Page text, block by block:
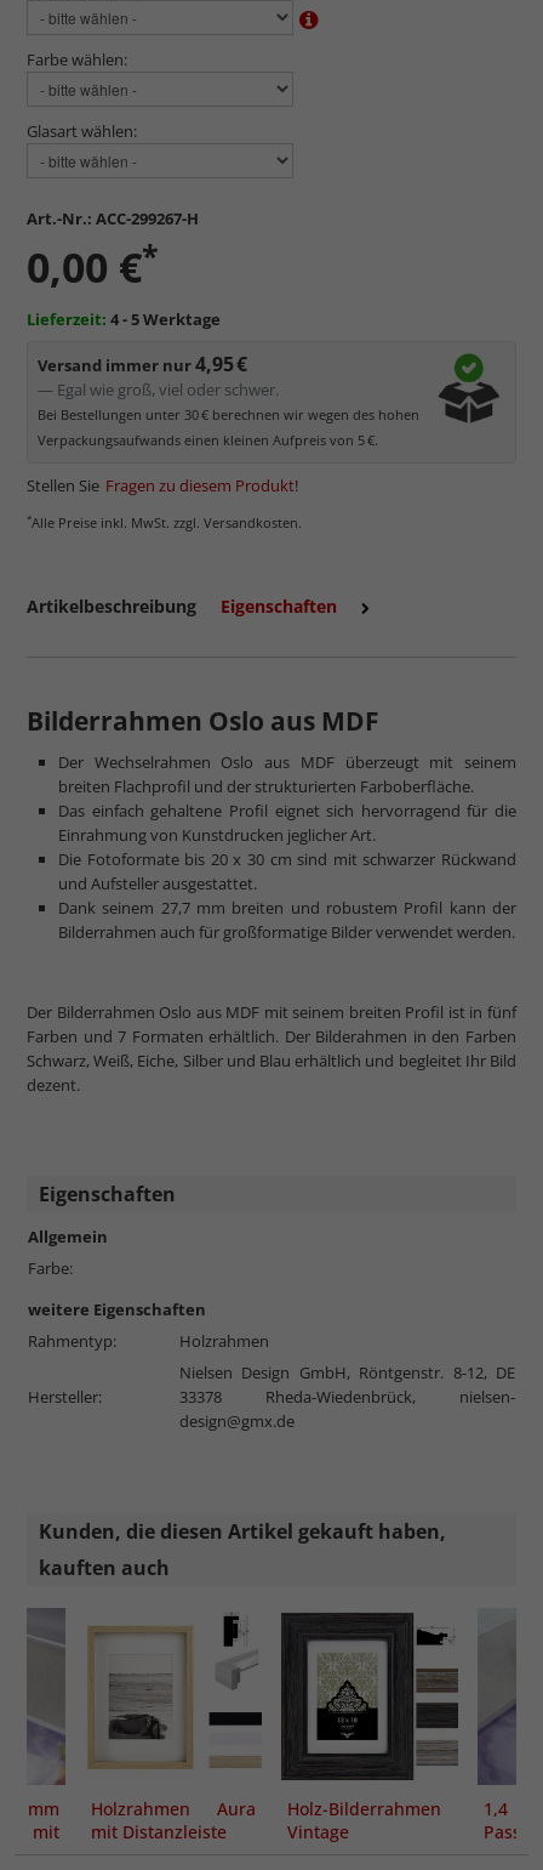
Farbe wählen:
Glasart wählen:
Art.-Nr.: ACC-299267-H
0,00 €*
Lieferzeit: 4 - 5 Werktage
Versand immer nur4,95 €
— Egal wie groß, viel oder schwer.
Bei Bestellungen unter 30 € berechnen wir wegen des hohen
Verpackungsaufwands einen kleinen Aufpreis von 5 €.
Stellen Sie Fragen zu diesem Produkt!
*Alle Preise inkl. MwSt. zzgl. Versandkosten.
Artikelbeschreibung Eigenschaften
Bilderrahmen Oslo aus MDF
Der Wechselrahmen Oslo aus MDF überzeugt mit seinem
breiten Flachprofil und der strukturierten Farboberfläche.
Das einfach gehaltene Profil eignet sich hervorragend für die
Einrahmung von Kunstdrucken jeglicher Art.
Die Fotoformate bis 20 x 30 cm sind mit schwarzer Rückwand
und Aufsteller ausgestattet.
Dank seinem 27,7 mm breiten und robustem Profil kann der
Bilderrahmen auch für großformatige Bilder verwendet werden.
Der Bilderrahmen Oslo aus MDF mit seinem breiten Profil ist in fünf
Farben und 7 Formaten erhältlich. Der Bilderahmen in den Farben
Schwarz, Weiß, Eiche, Silber und Blau erhältlich und begleitet Ihr Bild
dezent.
Eigenschaften
Allgemein
Farbe:
weitere Eigenschaften
Rahmentyp:
Holzrahmen
Hersteller:
Nielsen Design GmbH, Röntgenstr. 8-12, DE
33378 Rheda-Wiedenbrück, nielsen-
design@gmx.de
Kunden, die diesen Artikel gekauft haben,
kauften auch
mit
Holzrahmen Aura
mit Distanzleiste
Holz-Bilderrahmen
Vintage
1,4